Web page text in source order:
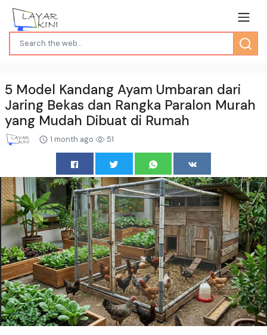
5 Model Kandang Ayam Umbaran dari
Jaring Bekas dan Rangka Paralon Murah
yang Mudah Dibuat di Rumah
1 month ago 51